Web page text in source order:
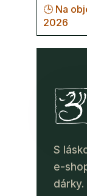
🕒 Na
2026
S
e-
dárky.